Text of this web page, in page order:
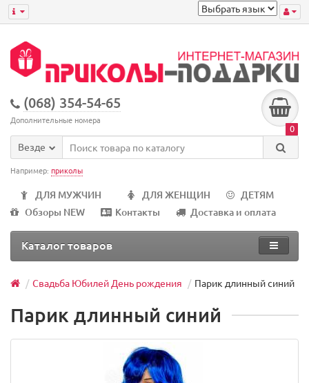
(068) 354-54-65
Дополнительные номера
0
Везде
Например: приколы
ДЛЯ МУЖЧИН ДЛЯ ЖЕНЩИН
ДЕТЯМ
Обзоры NEW
Контакты Доставка и оплата
Каталог товаров
Свадьба Юбилей День рождения Парик длинный синий
Парик длинный синий